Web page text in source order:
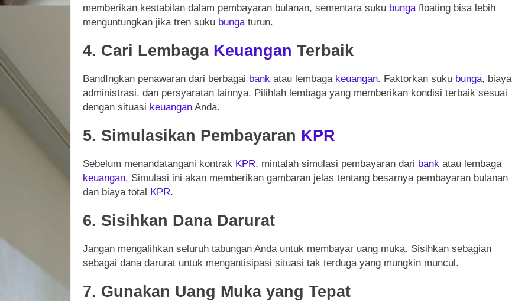
memberikan kestabilan dalam pembayaran bulanan, sementara suku bunga floating bisa lebih
menguntungkan jika tren suku bunga turun.
4. Cari Lembaga Keuangan Terbaik
BandIngkan penawaran dari berbagai bank atau lembaga keuangan. Faktorkan suku bunga, biaya
administrasi, dan persyaratan lainnya. Pilihlah lembaga yang memberikan kondisi terbaik sesuai
dengan situasi keuangan Anda.
5. Simulasikan Pembayaran KPR
Sebelum menandatangani kontrak KPR, mintalah simulasi pembayaran dari bank atau lembaga
keuangan. Simulasi ini akan memberikan gambaran jelas tentang besarnya pembayaran bulanan
dan biaya total KPR.
6. Sisihkan Dana Darurat
Jangan mengalihkan seluruh tabungan Anda untuk membayar uang muka. Sisihkan sebagian
sebagai dana darurat untuk mengantisipasi situasi tak terduga yang mungkin muncul.
7. Gunakan Uang Muka yang Tepat